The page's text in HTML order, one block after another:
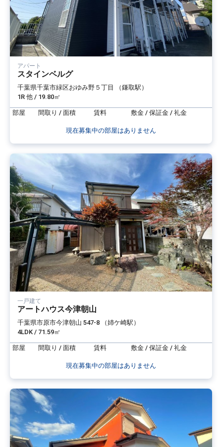
アパート
スタインベルグ
千葉県千葉市緑区おゆみ野５丁目 （鎌取駅）
1R 他 / 19.80㎡
部屋 間取り / 面積 賃料 敷金 / 保証金 / 礼金
現在募集中の部屋はありません
一戸建て
アートハウス今津朝山
千葉県市原市今津朝山 547-8 （姉ケ崎駅）
4LDK / 71.59㎡
部屋 間取り / 面積 賃料 敷金 / 保証金 / 礼金
現在募集中の部屋はありません